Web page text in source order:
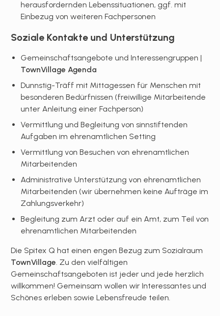
herausfordernden Lebenssituationen, ggf. mit
Einbezug von weiteren Fachpersonen
Soziale Kontakte und Unterstützung
Gemeinschaftsangebote und Interessengruppen |
TownVillage Agenda
Dunnstig-Träff mit Mittagessen für Menschen mit
besonderen Bedürfnissen (freiwillige Mitarbeitende
unter Anleitung einer Fachperson)
Vermittlung und Begleitung von sinnstiftenden
Aufgaben im ehrenamtlichen Setting
Vermittlung von Besuchen von ehrenamtlichen
Mitarbeitenden
Administrative Unterstützung von ehrenamtlichen
Mitarbeitenden (wir übernehmen keine Aufträge im
Zahlungsverkehr)
Begleitung zum Arzt oder auf ein Amt, zum Teil von
ehrenamtlichen Mitarbeitenden
Die Spitex Q hat einen engen Bezug zum Sozialraum
TownVillage. Zu den vielfältigen
Gemeinschaftsangeboten ist jeder und jede herzlich
willkommen! Gemeinsam wollen wir Interessantes und
Schönes erleben sowie Lebensfreude teilen.